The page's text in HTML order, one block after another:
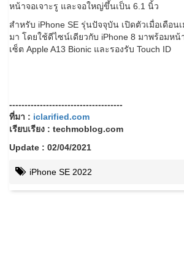
หน้าจอเจาะรู และจอใหญ่ขึ้นเป็น 6.1 นิ้ว
สำหรับ iPhone SE รุ่นปัจจุบัน เปิดตัวเมื่อเดือน
มา โดยใช้ดีไซน์เดียวกับ iPhone 8 มาพร้อมห
เซ็ต Apple A13 Bionic และรองรับ Touch ID
-------------------------------------
ที่มา : iclarified.com
เรียบเรียง : techmoblog.com
Update : 02/04/2021
iPhone SE 2022